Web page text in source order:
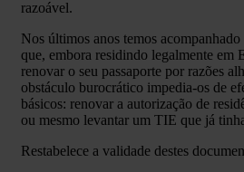
razoável.
Nos últimos anos temos
que, embora residindo legalmente em
renovar o seu passaporte por razões
obstáculo burocrático impedia-os de
básicos: renovar a autorização de
ou mesmo levantar um TIE que já
Restabelece a validade destes